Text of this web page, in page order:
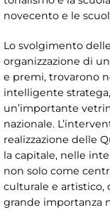
novecento e le
Lo svolgimento
organizzazione di
e premi, trovarono
intelligente
un’importante
nazionale.
realizzazione delle
la capitale, nelle
non solo come
culturale e artistico,
grande importanza